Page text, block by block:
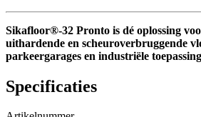
Sikafloor®-32 Pronto is dé oplossing
uithardende en scheuroverbruggende
parkeergarages en industriële
Specificaties